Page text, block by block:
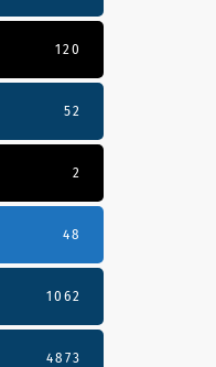
120
52
2
48
1062
4873